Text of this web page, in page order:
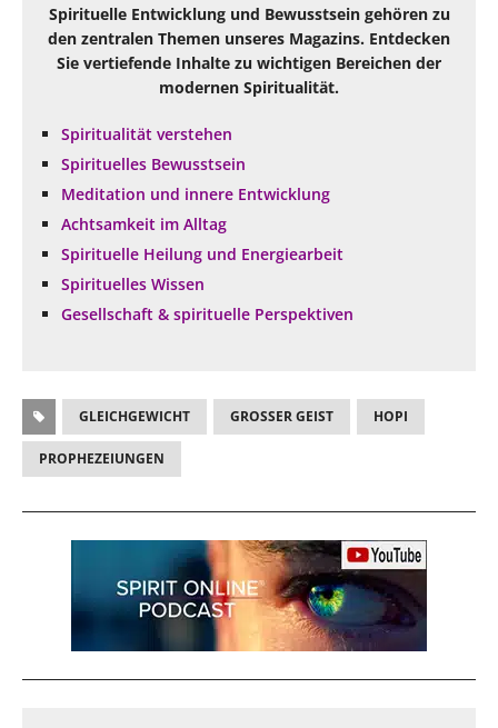
Spirituelle Entwicklung und Bewusstsein gehören zu
den zentralen Themen unseres Magazins. Entdecken
Sie vertiefende Inhalte zu wichtigen Bereichen der
modernen Spiritualität.
Spiritualität verstehen
Spirituelles Bewusstsein
Meditation und innere Entwicklung
Achtsamkeit im Alltag
Spirituelle Heilung und Energiearbeit
Spirituelles Wissen
Gesellschaft & spirituelle Perspektiven
GLEICHGEWICHT GROSSER GEIST HOPI
PROPHEZEIUNGEN